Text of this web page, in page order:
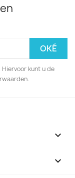
kunt u de

